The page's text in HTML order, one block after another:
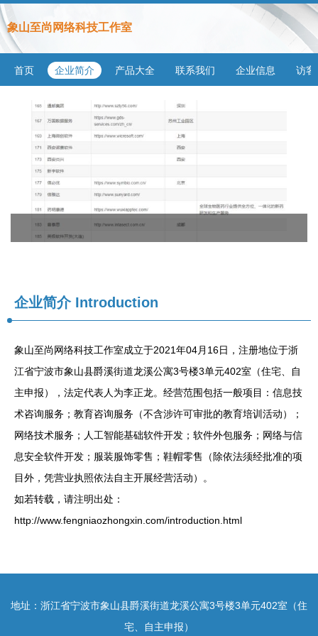
象山至尚网络科技工作室
首页 企业简介 产品大全 联系我们 企业信息 访客
企业简介 Introduction
象山至尚网络科技工作室成立于2021年04月16日，注册地位于浙
江省宁波市象山县爵溪街道龙溪公寓3号楼3单元402室（住宅、自
主申报），法定代表人为李正龙。经营范围包括一般项目：信息技
术咨询服务；教育咨询服务（不含涉许可审批的教育培训活动）；
网络技术服务；人工智能基础软件开发；软件外包服务；网络与信
息安全软件开发；服装服饰零售；鞋帽零售（除依法须经批准的项
目外，凭营业执照依法自主开展经营活动）。
如若转载，请注明出处：
http://www.fengniaozhongxin.com/introduction.html
地址：浙江省宁波市象山县爵溪街道龙溪公寓3号楼3单元402室（住
宅、自主申报）